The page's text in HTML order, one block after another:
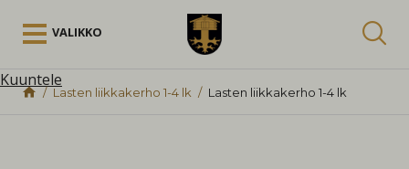
VALIKKO
Kuuntele
Lasten liikkakerho 1-4 lk Lasten liikkakerho 1-4 lk